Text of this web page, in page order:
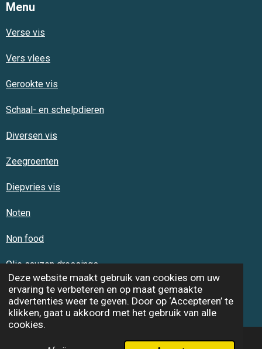
Deze website maakt gebruik van cookies om uw
ervaring te verbeteren en op maat gemaakte
advertenties weer te geven. Door op ‘Accepteren’ te
klikken, gaat u akkoord met het gebruik van alle
cookies.
Menu
Verse vis
Vers vlees
Gerookte vis
Schaal- en schelpdieren
Diversen vis
Zeegroenten
Diepvries vis
Noten
Non food
Olie sauzen dressings
Reclame
© 2019-2026 Visversa